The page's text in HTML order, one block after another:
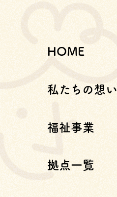
HOME
私たちの想い
福祉事業
拠点一覧